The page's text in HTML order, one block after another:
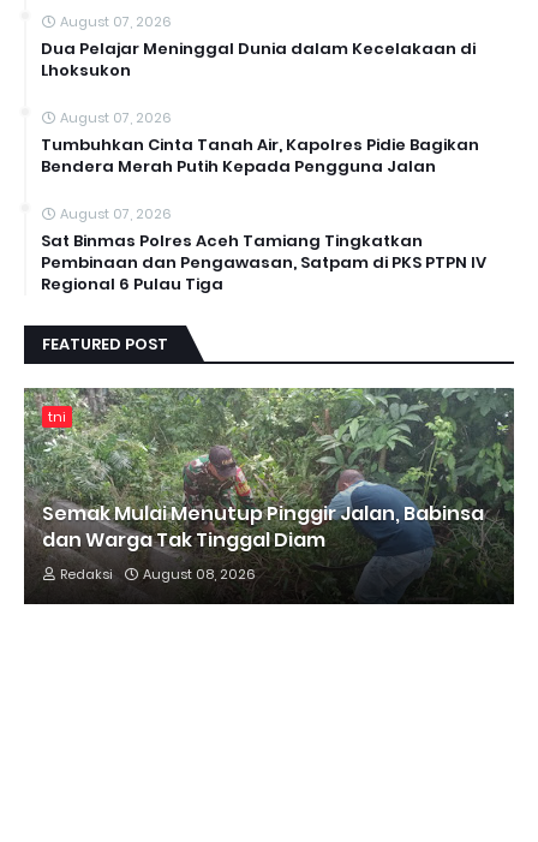
August 07, 2026
Dua Pelajar Meninggal Dunia dalam Kecelakaan di
Lhoksukon
August 07, 2026
Tumbuhkan Cinta Tanah Air, Kapolres Pidie Bagikan
Bendera Merah Putih Kepada Pengguna Jalan ‎
August 07, 2026
Sat Binmas Polres Aceh Tamiang Tingkatkan
Pembinaan dan Pengawasan, Satpam di PKS PTPN IV
Regional 6 Pulau Tiga
FEATURED POST
tni
Semak Mulai Menutup Pinggir Jalan, Babinsa
dan Warga Tak Tinggal Diam
Redaksi August 08, 2026